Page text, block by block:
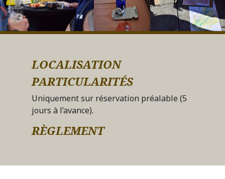
LOCALISATION
PARTICULARITÉS
Uniquement sur réservation préalable (5
jours à l’avance).
RÈGLEMENT